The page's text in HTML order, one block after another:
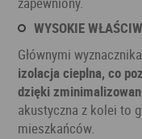
WYSOKIE
Głównymi
izolacja cieplna, co
dzięki
akustyczna z kolei to
mieszkańców.